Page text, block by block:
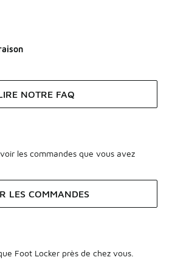
NOTRE FAQ
les commandes que vous avez
LES COMMANDES
Foot Locker près de chez vous.